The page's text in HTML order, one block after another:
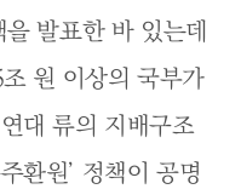
발표한 바 있는데
원 이상의 국부가
대 류의 지배구조
환원’ 정책이 공명